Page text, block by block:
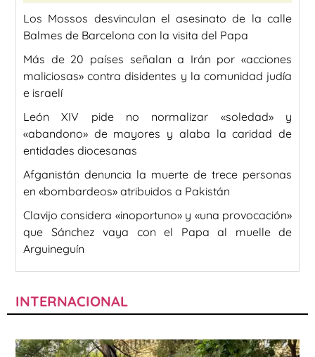
Los Mossos desvinculan el asesinato de la calle
Balmes de Barcelona con la visita del Papa
Más de 20 países señalan a Irán por «acciones
maliciosas» contra disidentes y la comunidad judía
e israelí
León XIV pide no normalizar «soledad» y
«abandono» de mayores y alaba la caridad de
entidades diocesanas
Afganistán denuncia la muerte de trece personas
en «bombardeos» atribuidos a Pakistán
Clavijo considera «inoportuno» y «una provocación»
que Sánchez vaya con el Papa al muelle de
Arguineguín
INTERNACIONAL